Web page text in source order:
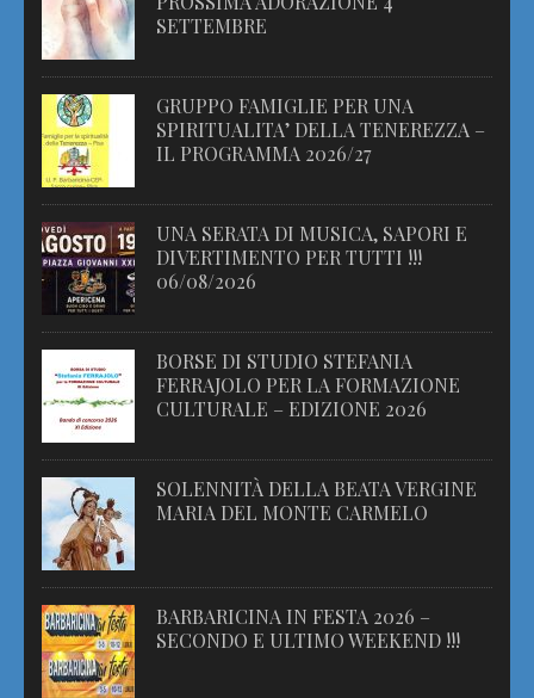
SETTEMBRE
GRUPPO FAMIGLIE PER UNA
SPIRITUALITA’ DELLA TENEREZZA –
IL PROGRAMMA 2026/27
UNA SERATA DI MUSICA, SAPORI E
DIVERTIMENTO PER TUTTI !!!
06/08/2026
BORSE DI STUDIO STEFANIA
FERRAJOLO PER LA FORMAZIONE
CULTURALE – EDIZIONE 2026
SOLENNITÀ DELLA BEATA VERGINE
MARIA DEL MONTE CARMELO
BARBARICINA IN FESTA 2026 –
SECONDO E ULTIMO WEEKEND !!!